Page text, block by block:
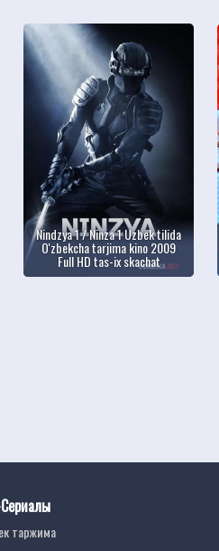
Nindzya 1 / Ninza 1 Uzbek tilida
O'zbekcha tarjima kino 2009
Full HD tas-ix skachat
таржима